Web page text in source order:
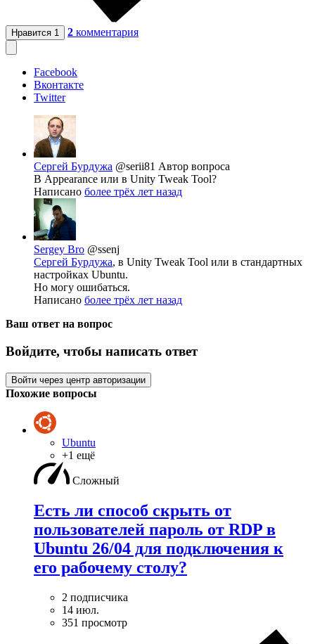
Нравится 1 2 комментария
Facebook
Вконтакте
Twitter
Сергей Бурдужа @serii81 Автор вопроса
В Appearance или в Unity Tweak Tool?
Написано более трёх лет назад
Sergey Bro @ssenj
Сергей Бурдужа, в Unity Tweak Tool или в стандартных
настройках Ubuntu.
Но могу ошибаться.
Написано более трёх лет назад
Ваш ответ на вопрос
Войдите, чтобы написать ответ
Войти через центр авторизации
Похожие вопросы
Ubuntu
+1 ещё
Сложный
Есть ли способ скрыть от
пользователей пароль от RDP в
Ubuntu 26/04 для подключения к
его рабочему столу?
2 подписчика
14 июл.
351 просмотр